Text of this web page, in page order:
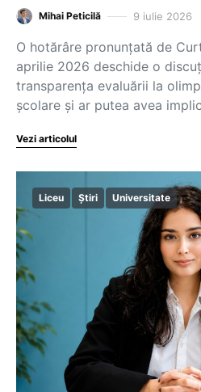
Mihai Peticilă 9 iulie 2026
O hotărâre pronunțată de
aprilie 2026 deschide o
transparența evaluării la
școlare și ar putea avea
Vezi articolul
Liceu Știri Universitate